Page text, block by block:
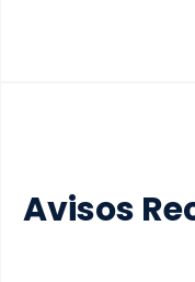
Avisos